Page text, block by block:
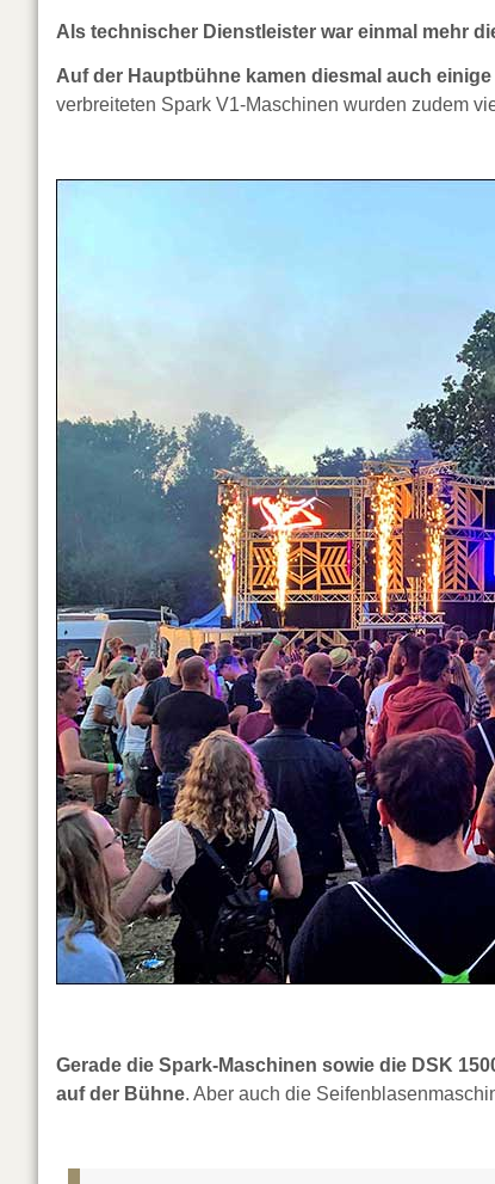
Als technischer Dienstleister war einmal mehr
Auf der Hauptbühne kamen diesmal auch
verbreiteten Spark V1-Maschinen wurden zudem
Gerade die Spark-Maschinen sowie die DSK
auf der Bühne. Aber auch die